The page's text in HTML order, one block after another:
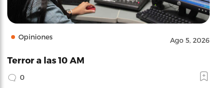
Opiniones Ago 5, 2026
Terror a las 10 AM
0